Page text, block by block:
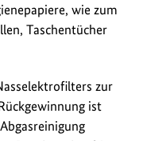
wie zum
Taschentücher
zur
ist